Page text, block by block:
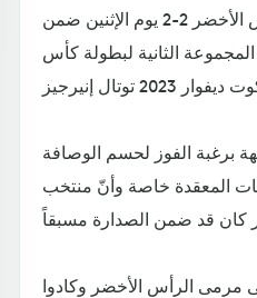
وتعادلت مصر مع الرأس الأخضر 2-2 يوم الإثنين ضمن
الثانية لبطولة كأس
برغبة الفوز لحسم الوصافة
المعقدة خاصة وأنّ منتخب
مرمى الرأس الأخضر وكادوا